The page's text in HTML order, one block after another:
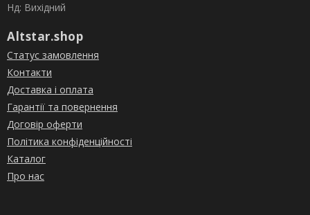
Нд: Вихідний
Altstar.shop
Статус замовлення
Контакти
Доставка і оплата
Гарантії та повернення
Договір оферти
Політика конфіденційності
Каталог
Про нас